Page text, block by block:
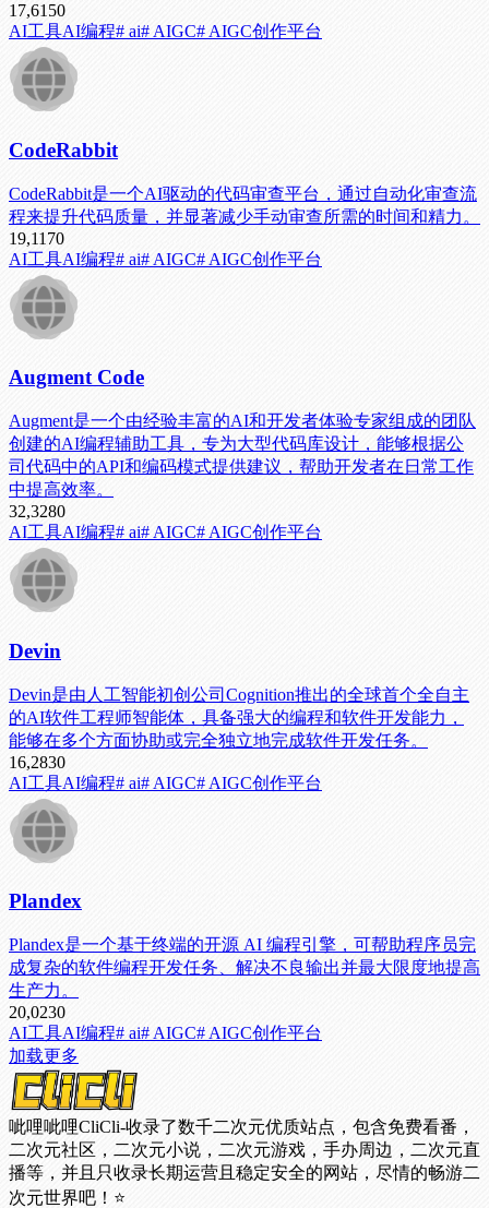
17,6150
AI工具AI编程# ai# AIGC# AIGC创作平台
CodeRabbit
CodeRabbit是一个AI驱动的代码审查平台，通过自动化审查流
程来提升代码质量，并显著减少手动审查所需的时间和精力。
19,1170
AI工具AI编程# ai# AIGC# AIGC创作平台
Augment Code
Augment是一个由经验丰富的AI和开发者体验专家组成的团队
创建的AI编程辅助工具，专为大型代码库设计，能够根据公
司代码中的API和编码模式提供建议，帮助开发者在日常工作
中提高效率。
32,3280
AI工具AI编程# ai# AIGC# AIGC创作平台
Devin
Devin是由人工智能初创公司Cognition推出的全球首个全自主
的AI软件工程师智能体，具备强大的编程和软件开发能力，
能够在多个方面协助或完全独立地完成软件开发任务。
16,2830
AI工具AI编程# ai# AIGC# AIGC创作平台
Plandex
Plandex是一个基于终端的开源 AI 编程引擎，可帮助程序员完
成复杂的软件编程开发任务、解决不良输出并最大限度地提高
生产力。
20,0230
AI工具AI编程# ai# AIGC# AIGC创作平台
加载更多
呲哩呲哩CliCli-收录了数千二次元优质站点，包含免费看番，
二次元社区，二次元小说，二次元游戏，手办周边，二次元直
播等，并且只收录长期运营且稳定安全的网站，尽情的畅游二
次元世界吧！⭐